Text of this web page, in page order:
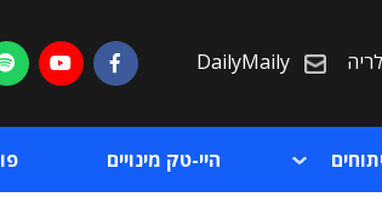
DailyMaily
היי-טק מינויים